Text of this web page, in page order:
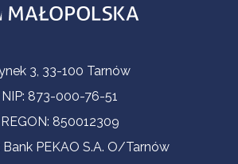
3, 33-100 Tarnów
NIP: 873-000-76-51
REGON: 850012309
Bank PEKAO S.A. O/Tarnów